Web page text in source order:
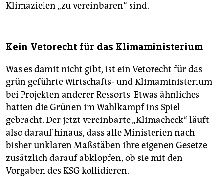
Klimazielen „zu vereinbaren“ sind.
Kein Vetorecht für das Klimaministerium
Was es damit nicht gibt, ist ein Vetorecht für das
grün geführte Wirtschafts- und Klimaministerium
bei Projekten anderer Ressorts. Etwas ähnliches
hatten die Grünen im Wahlkampf ins Spiel
gebracht. Der jetzt vereinbarte „Klimacheck“ läuft
also darauf hinaus, dass alle Ministerien nach
bisher unklaren Maßstäben ihre eigenen Gesetze
zusätzlich darauf abklopfen, ob sie mit den
Vorgaben des KSG kollidieren.